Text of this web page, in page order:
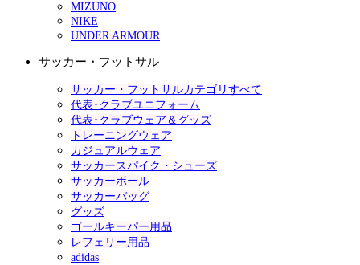
MIZUNO
NIKE
UNDER ARMOUR
サッカー・フットサル
サッカー・フットサルカテゴリすべて
代表･クラブユニフォーム
代表･クラブウェア＆グッズ
トレーニングウェア
カジュアルウェア
サッカースパイク・シューズ
サッカーボール
サッカーバッグ
グッズ
ゴールキーパー用品
レフェリー用品
adidas